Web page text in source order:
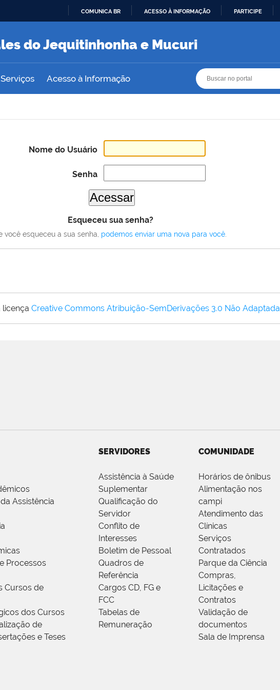
O
COMUNICA BR ACESSO À INFORMAÇÃO PARTICIPE
do Jequitinhonha e Mucuri
Serviços Acesso à Informação
Nome do Usuário
Senha
Esqueceu sua senha?
você esqueceu a sua senha, podemos enviar uma nova para você
Creative Commons Atribuição-SemDerivações 3.0 Não Adaptada
Assistência
Processos
Cursos de
dos Cursos
de
e Teses
SERVIDORES
Assistência à Saúde
Suplementar
Qualificação do
Servidor
Conflito de
Interesses
Boletim de Pessoal
Quadros de
Referência
Cargos CD, FG e
FCC
Tabelas de
Remuneração
COMUNIDADE
Horários de ônibus
Alimentação nos
campi
Atendimento das
Clínicas
Serviços
Contratados
Parque da Ciência
Compras,
Licitações e
Contratos
Validação de
documentos
Sala de Imprensa